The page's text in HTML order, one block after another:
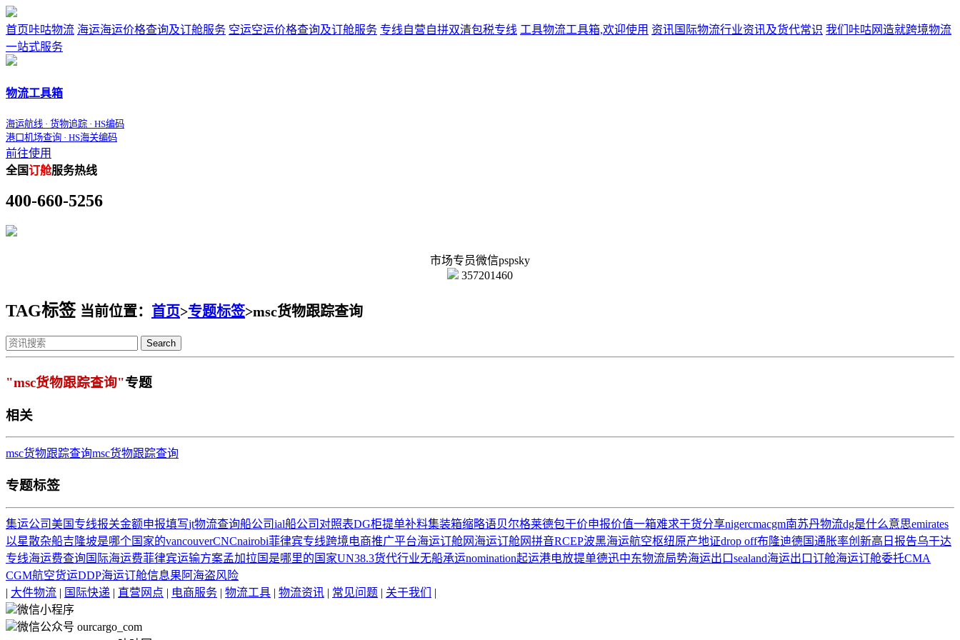
首页咔咕物流 海运海运价格查询及订舱服务 空运空运价格查询及订舱服务 专线自营自拼双清包税专线 工具物流工具箱,欢迎使用 资讯国际物流行业资讯及货代常识 我们 咔咕网造就跨境物流
一站式服务
物流工具箱
海运航线 · 货物追踪 · HS编码
港口机场查询 · HS海关编码
前往使用
全国订舱服务热线
400-660-5256
市场专员微信pspsky
357201460
TAG标签 当前位置： 首页>专题标签>msc货物跟踪查询
Search
"msc货物跟踪查询"专题
相关
msc货物跟踪查询msc货物跟踪查询
专题标签
集运公司美国专线报关金额申报填写jt物流查询船公司ial船公司 对照表DG柜提单补料集装箱缩略语贝尔格莱德包干价申报价值一箱难求干货分享nigercmacgm南苏丹物流dg是什么意思emirates
以星散杂船吉隆坡是哪个国家的vancouverCNCnairobi菲律宾专线跨境电商推广平台海运订舱网 海运订舱网拼音RCEP波黑海运航空枢纽原产地证drop off布隆迪德国通胀率创新高 日报告乌干达
专线海运费查询国际海运费菲律宾运输方案孟加拉国是哪里的国家UN38.3货代行业无船承运nomination起运港电放提单德迅中东物流局势海运出口sealand海运出口订舱海运订舱委托CMA
CGM航空货运DDP海运订舱信息果阿海盗风险
| 大件物流 | 国际快递 | 直营网点 | 电商服务 | 物流工具 | 物流资讯 | 常见问题 | 关于我们
|
微信小程序
微信公众号 ourcargo_com